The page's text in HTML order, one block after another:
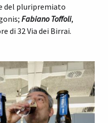
del pluripremiato
Fabiano Toffoli,
di 32 Via dei Birrai.